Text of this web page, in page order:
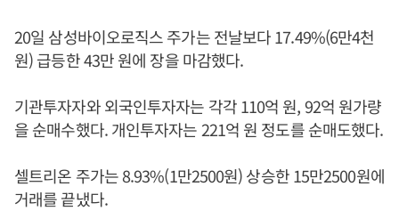
20일 삼성바이오로직스 주가는 전날보다 17.49%(6만4천
원) 급등한 43만 원에 장을 마감했다.
기관투자자와 외국인투자자는 각각 110억 원, 92억 원가량
을 순매수했다. 개인투자자는 221억 원 정도를 순매도했다.
셀트리온 주가는 8.93%(1만2500원) 상승한 15만2500원에
거래를 끝냈다.